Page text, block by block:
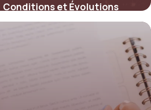
Conditions et Évolutions